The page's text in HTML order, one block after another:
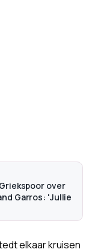
over
Garros: 'Jullie
elkaar kruisen